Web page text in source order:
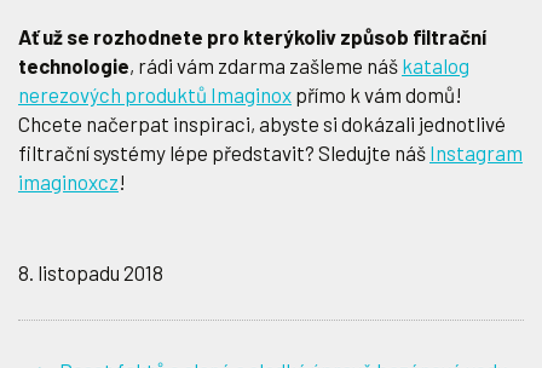
Ať už se rozhodnete pro kterýkoliv způsob filtrační
technologie, rádi vám zdarma zašleme náš katalog
nerezových produktů Imaginox přímo k vám domů!
Chcete načerpat inspiraci, abyste si dokázali jednotlivé
filtrační systémy lépe představit? Sledujte náš Instagram
imaginoxcz!
8. listopadu 2018